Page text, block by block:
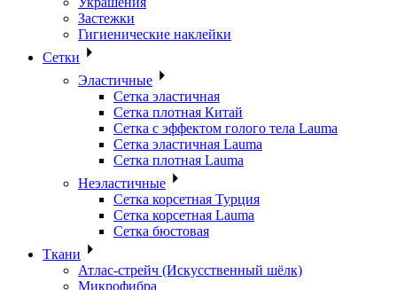
Застежки
Гигиенические наклейки
Сетки
Эластичные
Сетка эластичная
Сетка плотная Китай
Сетка с эффектом голого тела Lauma
Сетка эластичная Lauma
Сетка плотная Lauma
Неэластичные
Сетка корсетная Турция
Сетка корсетная Lauma
Сетка бюстовая
Ткани
Атлас-стрейч (Искусственный шёлк)
Микрофибра